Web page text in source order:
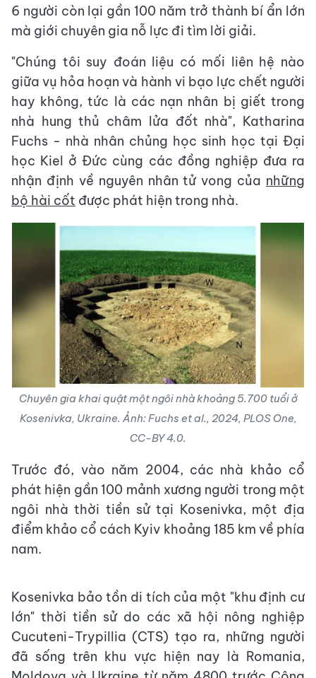
6 người còn lại gần 100 năm trở thành bí ẩn lớn
mà giới chuyên gia nỗ lực đi tìm lời giải.
"Chúng tôi suy đoán liệu có mối liên hệ nào
giữa vụ hỏa hoạn và hành vi bạo lực chết người
hay không, tức là các nạn nhân bị giết trong
nhà hung thủ châm lửa đốt nhà", Katharina
Fuchs - nhà nhân chủng học sinh học tại Đại
học Kiel ở Đức cùng các đồng nghiệp đưa ra
nhận định về nguyên nhân tử vong của những
bộ hài cốt được phát hiện trong nhà.
Chuyên gia khai quật một ngôi nhà khoảng 5.700 tuổi ở
Kosenivka, Ukraine. Ảnh: Fuchs et al., 2024, PLOS One,
CC-BY 4.0.
Trước đó, vào năm 2004, các nhà khảo cổ
phát hiện gần 100 mảnh xương người trong một
ngôi nhà thời tiền sử tại Kosenivka, một địa
điểm khảo cổ cách Kyiv khoảng 185 km về phía
nam.
Kosenivka bảo tồn di tích của một "khu định cư
lớn" thời tiền sử do các xã hội nông nghiệp
Cucuteni-Trypillia (CTS) tạo ra, những người
đã sống trên khu vực hiện nay là Romania,